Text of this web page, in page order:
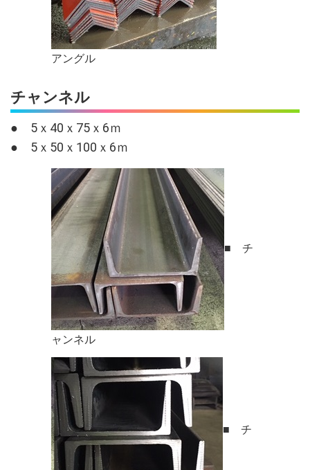
アングル
チャンネル
● 5ｘ40ｘ75ｘ6ｍ
● 5ｘ50ｘ100ｘ6ｍ
■ チ
ャンネル
■ チ